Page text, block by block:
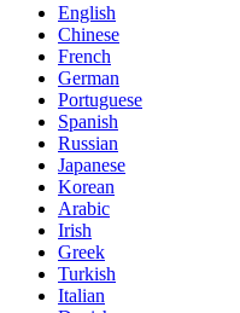
English
Chinese
French
German
Portuguese
Spanish
Russian
Japanese
Korean
Arabic
Irish
Greek
Turkish
Italian